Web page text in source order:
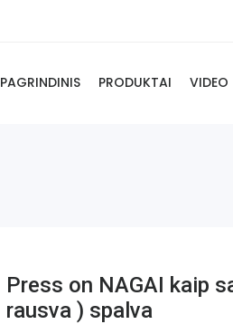
PAGRINDINIS PRODUKTAI VIDEO
Press on NAGAI kaip
rausva ) spalva